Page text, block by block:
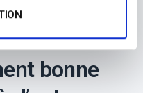
offerte par
est
bonne